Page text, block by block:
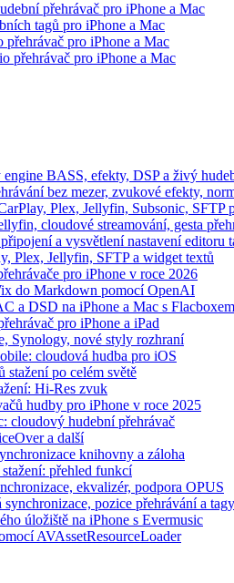
přehrávač pro iPhone a Mac
tagů pro iPhone a Mac
pro iPhone a Mac
přehrávač pro iPhone a Mac
BASS, efekty, DSP a živý
bez mezer, zvukové efekty,
Plex, Jellyfin, Subsonic, SFTP
cloudové streamování, gesta
a vysvětlení nastavení editoru
Plex, Jellyfin, SFTP a widget textů
pro iPhone v roce 2026
do Markdown pomocí OpenAI
a DSD na iPhone a Mac s Flacboxem
pro iPhone a iPad
Synology, nové styly rozhraní
cloudová hudba pro iOS
stažení po celém světě
Hi-Res zvuk
hudby pro iPhone v roce 2025
cloudový hudební přehrávač
a další
knihovny a záloha
přehled funkcí
ekvalizér, podpora OPUS
pozice přehrávání a tagy
úložiště na iPhone s Evermusic
AVAssetResourceLoader